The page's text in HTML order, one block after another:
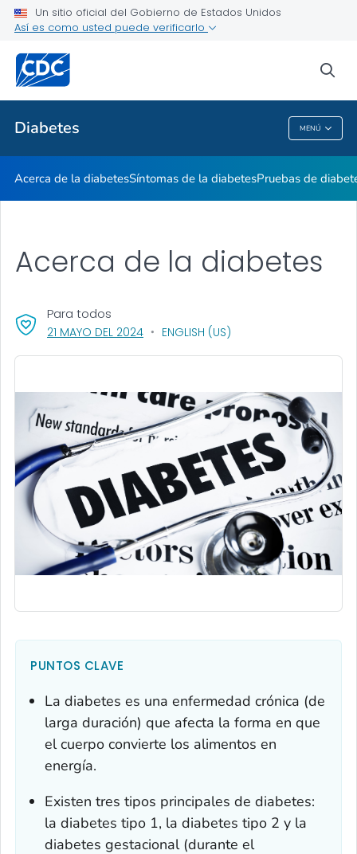
Un sitio oficial del Gobierno de Estados Unidos
Así es como usted puede verificarlo
Diabetes MENÚ
Vivir con diabetes
Temas relacionados
Diabetes
Acerca de la diabetesSíntomas de la diabetesPruebas de
21 MAYO DEL 2024, VISIT LINK FOR DETAILS.
ENGLISH (US)
Para todos
Acerca de la diabetes
PUNTOS CLAVE
La diabetes es una enfermedad crónica (de
larga duración) que afecta la forma en que
el cuerpo convierte los alimentos en
energía.
Existen tres tipos principales de diabetes:
la diabetes tipo 1, la diabetes tipo 2 y la
diabetes gestacional (durante el